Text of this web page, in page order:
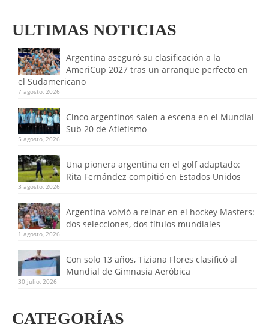
ULTIMAS NOTICIAS
Argentina aseguró su clasificación a la
AmeriCup 2027 tras un arranque perfecto en
el Sudamericano
7 agosto, 2026
Cinco argentinos salen a escena en el Mundial
Sub 20 de Atletismo
5 agosto, 2026
Una pionera argentina en el golf adaptado:
Rita Fernández compitió en Estados Unidos
3 agosto, 2026
Argentina volvió a reinar en el hockey Masters:
dos selecciones, dos títulos mundiales
1 agosto, 2026
Con solo 13 años, Tiziana Flores clasificó al
Mundial de Gimnasia Aeróbica
30 julio, 2026
CATEGORÍAS